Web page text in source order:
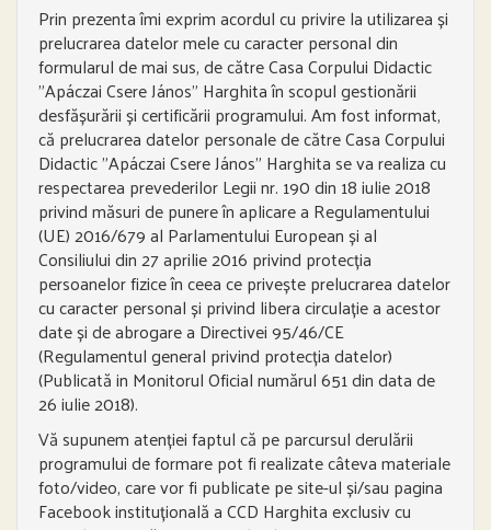
Prin prezenta îmi exprim acordul cu privire la utilizarea și
prelucrarea datelor mele cu caracter personal din
formularul de mai sus, de către Casa Corpului Didactic
”Apáczai Csere János” Harghita în scopul gestionării
desfășurării și certificării programului. Am fost informat,
că prelucrarea datelor personale de către Casa Corpului
Didactic ”Apáczai Csere János” Harghita se va realiza cu
respectarea prevederilor Legii nr. 190 din 18 iulie 2018
privind măsuri de punere în aplicare a Regulamentului
(UE) 2016/679 al Parlamentului European și al
Consiliului din 27 aprilie 2016 privind protecția
persoanelor fizice în ceea ce privește prelucrarea datelor
cu caracter personal și privind libera circulație a acestor
date și de abrogare a Directivei 95/46/CE
(Regulamentul general privind protecția datelor)
(Publicată in Monitorul Oficial numărul 651 din data de
26 iulie 2018).
Vă supunem atenției faptul că pe parcursul derulării
programului de formare pot fi realizate câteva materiale
foto/video, care vor fi publicate pe site-ul și/sau pagina
Facebook instituțională a CCD Harghita exclusiv cu